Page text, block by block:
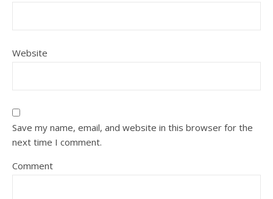
Website
Save my name, email, and website in this browser for the
next time I comment.
Comment